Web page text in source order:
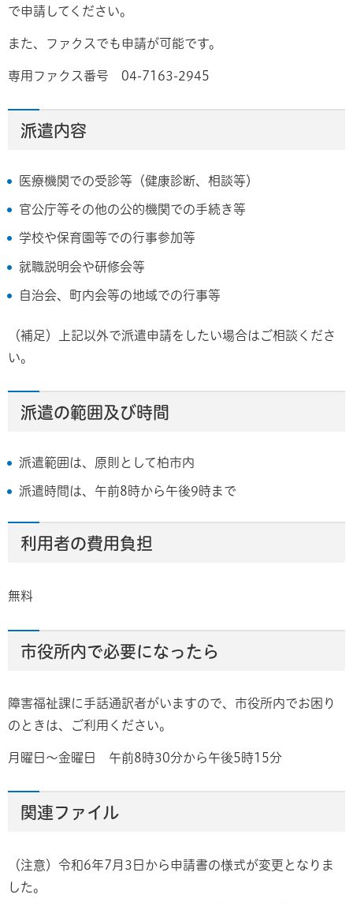
で申請してください。
また、ファクスでも申請が可能です。
専用ファクス番号 04-7163-2945
派遣内容
医療機関での受診等（健康診断、相談等）
官公庁等その他の公的機関での手続き等
学校や保育園等での行事参加等
就職説明会や研修会等
自治会、町内会等の地域での行事等
（補足）上記以外で派遣申請をしたい場合はご相談くださ
い。
派遣の範囲及び時間
派遣範囲は、原則として柏市内
派遣時間は、午前8時から午後9時まで
利用者の費用負担
無料
市役所内で必要になったら
障害福祉課に手話通訳者がいますので、市役所内でお困り
のときは、ご利用ください。
月曜日～金曜日 午前8時30分から午後5時15分
関連ファイル
（注意）令和6年7月3日から申請書の様式が変更となりま
した。